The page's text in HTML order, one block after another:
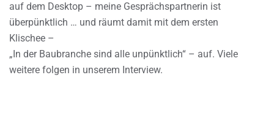
auf dem Desktop – meine Gesprächspartnerin ist
überpünktlich … und räumt damit mit dem ersten
Klischee –
„In der Baubranche sind alle unpünktlich“ – auf. Viele
weitere folgen in unserem Interview.